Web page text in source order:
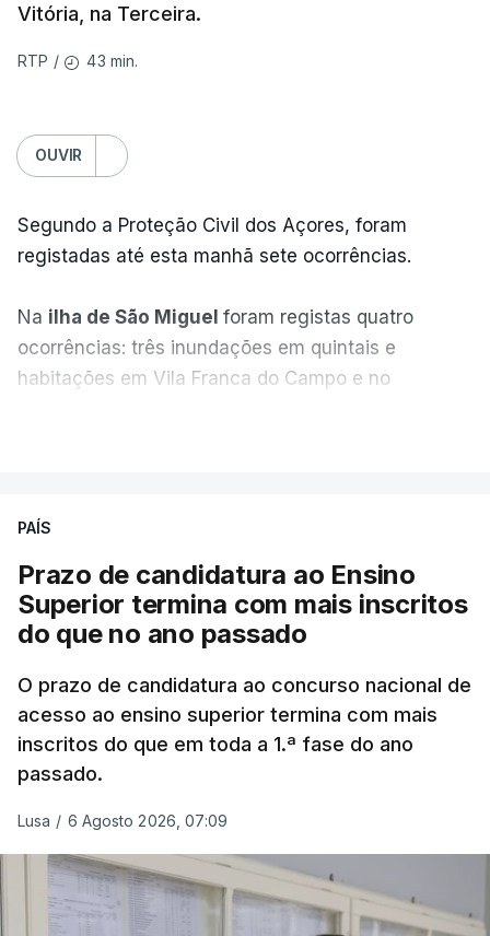
Vitória, na Terceira.
RTP / 43 min.
OUVIR
Segundo a Proteção Civil dos Açores, foram
registadas até esta manhã sete ocorrências.
Na ilha de São Miguel foram registas quatro
ocorrências: três inundações em quintais e
habitações em Vila Franca do Campo e no
inundação numa habitação e houve um
deslizamento de terras numa estrada nos Nortes,
que entretanto já foi parcialmente desobstruída.
Terceira
, na Praia da Vitória, o mau tempo
deixou o parque de campismo sem condições
foram por isso realojadas 67 pessoas no parque de
estacionamento da escola profissional, como
explicou à RTP Antena 1 Vânia Ferreira, presidente
ERRO 100
PAÍS
Prazo de candidatura ao Ensino
Superior termina com mais inscritos
do que no ano passado
O prazo de candidatura ao concurso nacional de
acesso ao ensino superior termina com mais
inscritos do que em toda a 1.ª fase do ano
passado.
Lusa / 6 Agosto 2026, 07:09